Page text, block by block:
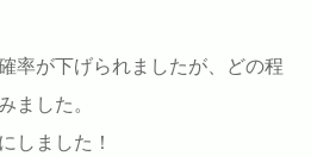
率が下げられましたが、どの程
ました。
しました！